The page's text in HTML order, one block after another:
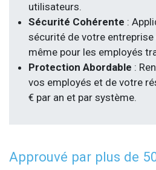
utilisateurs.
​Sécurité Cohérente :
sécurité de votre
même pour les employés
​Protection Abordable :
vos employés et de votre
€ par an et par système.
Approuvé par plus de